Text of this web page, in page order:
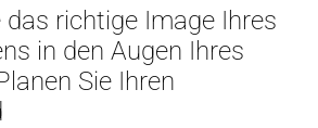
das richtige Image Ihres
in den Augen Ihres
Sie Ihren